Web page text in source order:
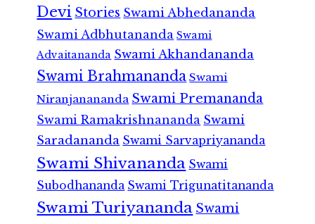
Devi Stories Swami Abhedananda
Swami Adbhutananda Swami
Advaitananda Swami Akhandananda
Swami Brahmananda Swami
Niranjanananda Swami Premananda
Swami Ramakrishnananda Swami
Saradananda Swami Sarvapriyananda
Swami Shivananda Swami
Subodhananda Swami Trigunatitananda
Swami Turiyananda Swami